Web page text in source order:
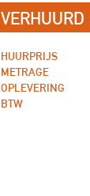
VERHUURD
HUURPRIJS
METRAGE
OPLEVERING
BTW